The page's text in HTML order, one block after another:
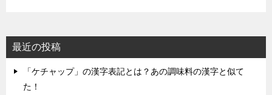
最近の投稿
「ケチャップ」の漢字表記とは？あの調味料の漢字と似て
た！